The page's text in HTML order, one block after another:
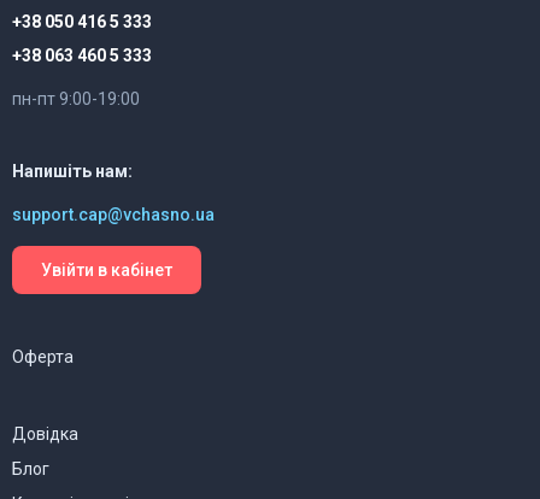
+38 050 416 5 333
+38 063 460 5 333
пн-пт 9:00-19:00
Напишіть нам:
support.cap@vchasno.ua
Увійти в кабінет
Оферта
Довідка
Блог